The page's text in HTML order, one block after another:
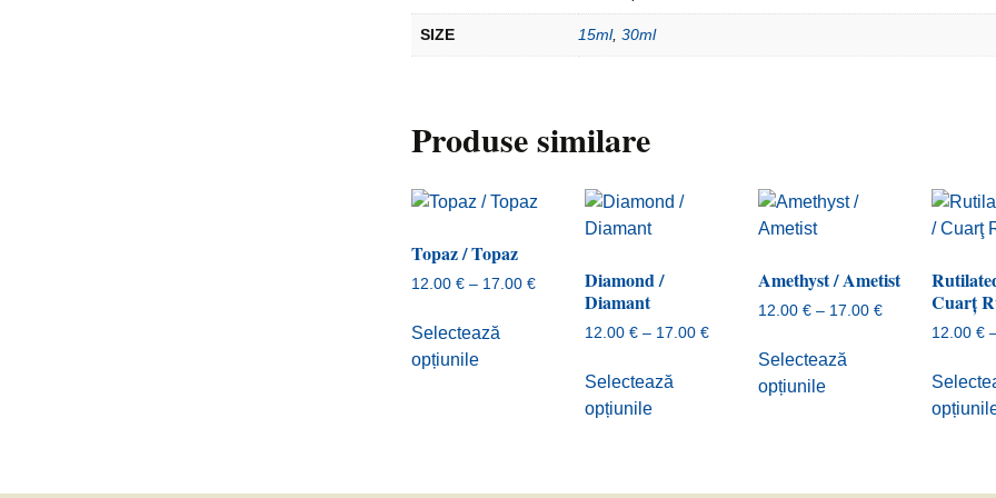
SIZE 15ml, 30ml
Produse similare
Topaz / Topaz
12.00 € – 17.00 €Interval
17.00 €
Selectează
opțiunile
Acest
produs
mai
multe
Diamond /
Diamant
12.00€ – 17.00€Interval
12.00 €
Selectează
opțiunile
Acest
produs
Amethyst / Ametist
12.00€ – 17.00€Interval
12.00 €
Selectează
opțiunile
Acest
mai
Cuarţ
12.00€